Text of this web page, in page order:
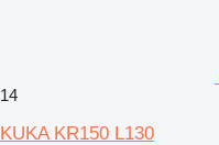
14
KUKA KR150 L130